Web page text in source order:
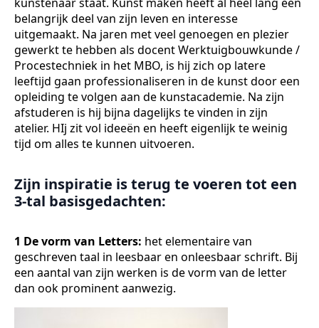
belangrijk deel van zijn leven en interesse
uitgemaakt. Na jaren met veel genoegen en plezier
gewerkt te hebben als docent Werktuigbouwkunde /
Procestechniek in het MBO, is hij zich op latere
leeftijd gaan professionaliseren in de kunst door een
opleiding te volgen aan de kunstacademie. Na zijn
afstuderen is hij bijna dagelijks te vinden in zijn
atelier. HIj zit vol ideeën en heeft eigenlijk te weinig
tijd om alles te kunnen uitvoeren.
Zijn inspiratie is terug te voeren tot een
3-tal basisgedachten:
1 De vorm van Letters: het elementaire van
geschreven taal in leesbaar en onleesbaar schrift. Bij
een aantal van zijn werken is de vorm van de letter
dan ook prominent aanwezig.